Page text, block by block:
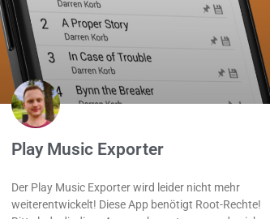
Play Music Exporter
Der Play Music Exporter wird leider nicht mehr
weiterentwickelt! Diese App benötigt Root-Rechte!